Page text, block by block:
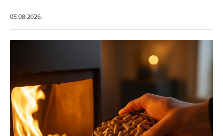
05.08.2026.